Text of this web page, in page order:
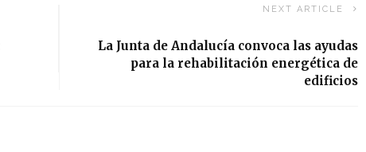
NEXT ARTICLE
La Junta de Andalucía convoca las ayudas
para la rehabilitación energética de
edificios